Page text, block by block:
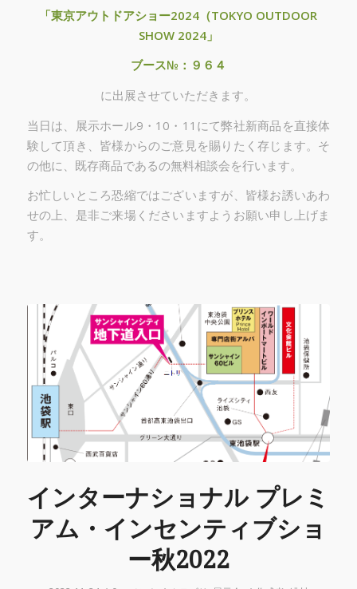
「東京アウトドアショー2024（TOKYO OUTDOOR
SHOW 2024」
ブース№：９６４
に出展させていただきます。
当日は、展示ホール9・10・11にて弊社新商品を直接体
験して頂き、皆様からのご意見を賜りたく存じます。そ
の他に、既存商品であるの無料相談会を行います。
お忙しいところ恐縮ではございますが、皆様お誘いあわ
せの上、是非ご来場くださいますようお願い申し上げま
す。
インターナショナル プレミ
アム・インセンティブショ
ー秋2022